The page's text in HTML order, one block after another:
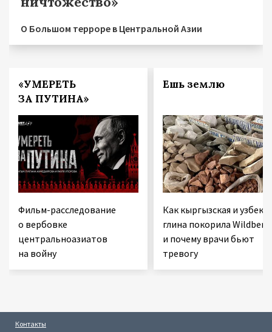
О Большом терроре в Центральной Азии
«УМЕРЕТЬ
ЗА ПУТИНА»
Фильм-расследование
о вербовке
центральноазиатов
на войну
Ешь землю
Как кыргызская и
глина покорила
и почему врачи бьют
тревогу
Контакты